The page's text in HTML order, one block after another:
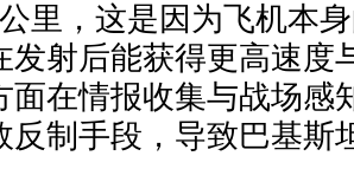
里，这是因为飞机本身
发射后能获得更高速度
面在情报收集与战场感
反制手段，导致巴基斯